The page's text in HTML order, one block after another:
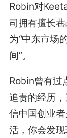
Robin对
司拥有擅长
为“中东市场
间”。
Robin曾有过
追责的经历
信中国创业
活，你会发